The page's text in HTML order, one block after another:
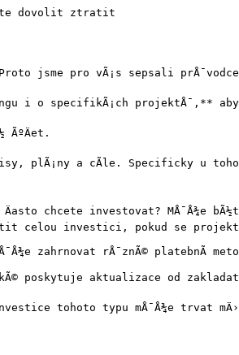
dovolit ztratit
Proto jsme pro vÃ¡s sepsali
o specifikÃ¡ch projektÅ¯,**
plÃ¡ny a cÃ­le. Specificky u
chcete investovat? MÅ¯Å¾e
celou investici, pokud se projekt
zahrnovat rÅ¯znÃ© platebnÃ­
poskytuje aktualizace od
tohoto typu mÅ¯Å¾e trvat